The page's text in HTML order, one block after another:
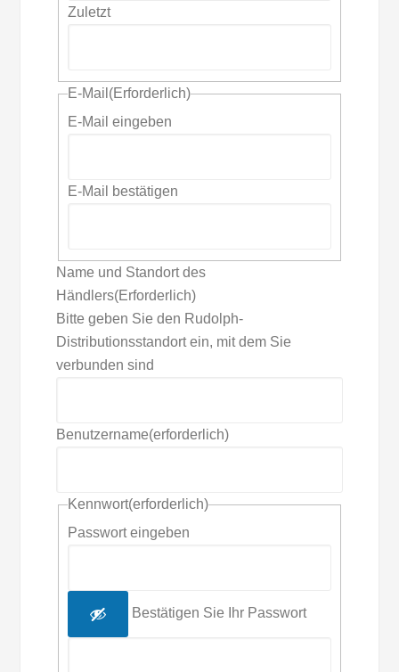
Zuletzt
E-Mail (Erforderlich)
E-Mail eingeben
E-Mail bestätigen
Name und Standort des
Händlers(Erforderlich)
Bitte geben Sie den Rudolph-
Distributionsstandort ein, mit dem Sie
verbunden sind
Benutzername(erforderlich)
Kennwort(erforderlich)
Passwort eingeben
Bestätigen Sie Ihr Passwort